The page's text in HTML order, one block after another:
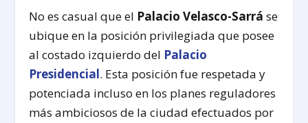
No es casual que el Palacio Velasco-Sarrá se
ubique en la posición privilegiada que posee
al costado izquierdo del Palacio
Presidencial. Esta posición fue respetada y
potenciada incluso en los planes reguladores
más ambiciosos de la ciudad efectuados por